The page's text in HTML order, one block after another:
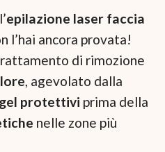
epilazione laser faccia
l’hai ancora provata!
di rimozione
, agevolato dalla
gel protettivi prima della
nelle zone più